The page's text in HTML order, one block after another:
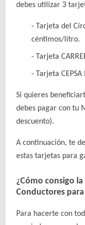
debes utilizar 3
Tarjeta del
céntimos/litro.
Tarjeta
Tarjeta
Si quieres
debes pagar con tu
descuento).
A continuación, te
estas tarjetas para
¿Cómo consigo
Conductores
Para hacerte con